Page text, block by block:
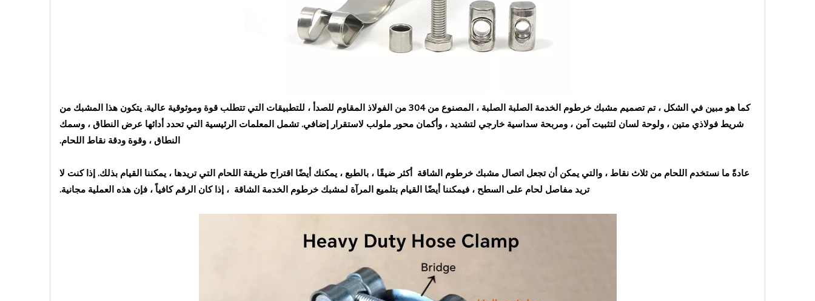
كما هو مبين في الشكل ، تم تصميم مشبك خرطوم الخدمة الصلبة الصلبة ، المصنوع من 304 من الفولاذ المقاوم للصدأ ، للتطبيقات التي تتطلب قوة وموثوقية عالية. يتكون هذا المشبك من
شريط فولاذي متين ، ولوحة لسان لتثبيت آمن ، ومربحة سداسية خارجي لتشديد ، وأكمان محور ملولب لاستقرار إضافي. تشمل المعلمات الرئيسية التي تحدد أدائها عرض النطاق ، وسمك
النطاق ، وقوة ودقة نقاط اللحام.
عادةً ما نستخدم اللحام من ثلاث نقاط ، والتي يمكن أن تجعل اتصال مشبك خرطوم الشاقة أكثر ضيقًا ، بالطبع ، يمكنك أيضًا اقتراح طريقة اللحام التي تريدها ، يمكننا القيام بذلك. إذا كنت لا
تريد مفاصل لحام على السطح ، فيمكننا أيضًا القيام بتلميع المرآة لمشبك خرطوم الخدمة الشاقة ، إذا كان الرقم كافياً ، فإن هذه العملية مجانية.